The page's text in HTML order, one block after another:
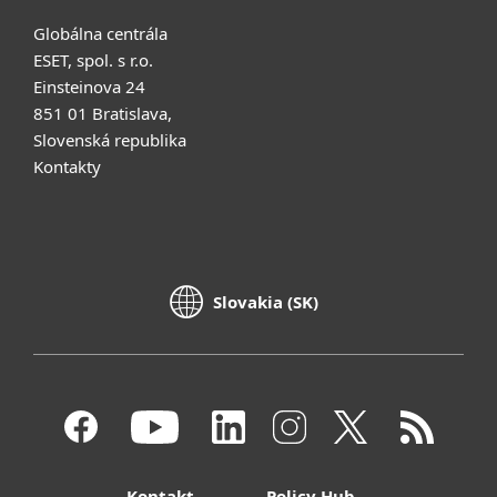
Globálna centrála
ESET, spol. s r.o.
Einsteinova 24
851 01 Bratislava,
Slovenská republika
Kontakty
Slovakia (SK)